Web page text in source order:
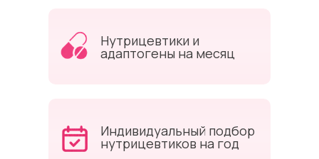
Нутрицевтики и
адаптогены на месяц
Индивидуальный подбор
нутрицевтиков на год